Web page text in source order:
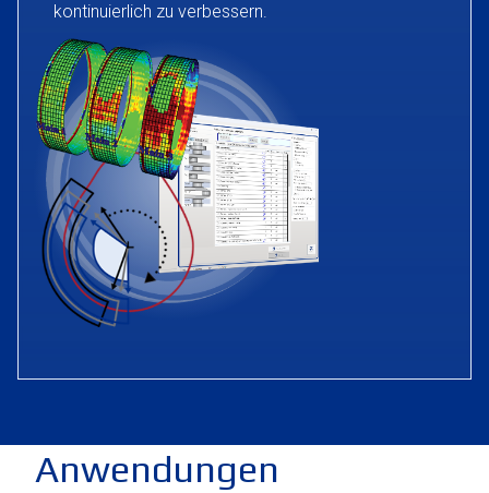
kontinuierlich zu verbessern.
Anwendungen